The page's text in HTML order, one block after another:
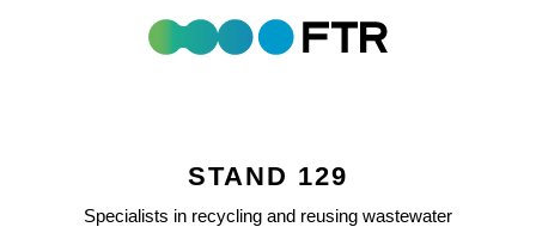
STAND 129
Specialists in recycling and reusing wastewater